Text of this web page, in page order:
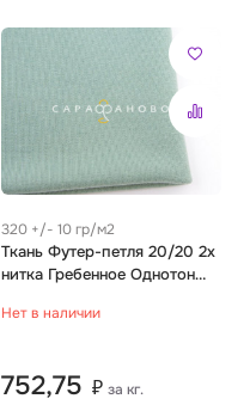
320 +/- 10 гр/м2
Ткань Футер-петля 20/20 2х
нитка Гребенное Однотон
Нет в наличии
752,75 ₽ за кг.